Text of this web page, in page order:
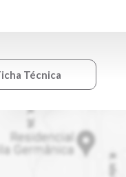
Técnica